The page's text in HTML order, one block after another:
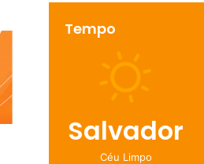
Tempo
Salvador
Céu Limpo